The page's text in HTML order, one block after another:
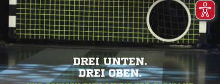
DREI UNTEN.
DREI OBEN.